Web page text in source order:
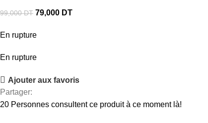
99,000DT 79,000 DT
En rupture
En rupture
Ajouter aux favoris
Partager:
20 Personnes consultent ce produit à ce moment là!